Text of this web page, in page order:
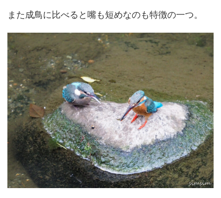
また成鳥に比べると嘴も短めなのも特徴の一つ。